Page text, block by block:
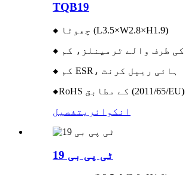
TQB19
◆ چھوٹا (L3.5×W2.8×H1.9)
◆ کم ESR، ہائی ریپل کرنٹ
◆RoHS کے مطابق (2011/65/EU)
انکوائری تفصیل
ٹی پی بی 19